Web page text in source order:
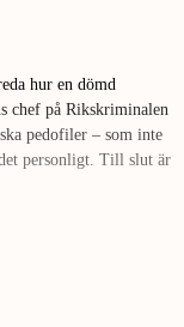
hur en dömd
chef på Rikskriminalen
pedofiler – som inte
personligt. Till slut är